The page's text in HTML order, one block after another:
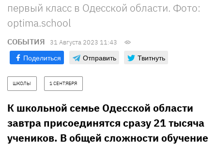
первый класс в Одесской области. Фото:
optima.school
СОБЫТИЯ 31 Августа 2023 11:43
Поделиться Отправить Твитнуть
ШКОЛЫ 1 СЕНТЯБРЯ
К школьной семье Одесской области
завтра присоединятся сразу 21 тысяча
учеников. В общей сложности обучение